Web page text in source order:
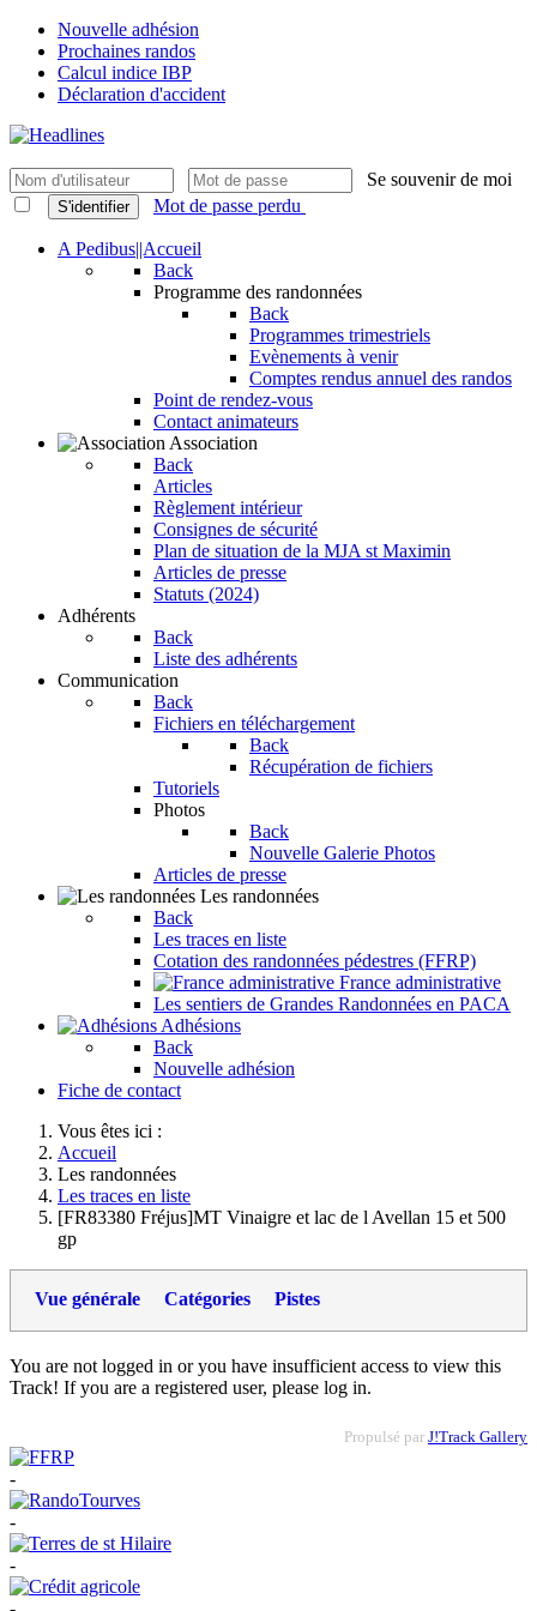
Nouvelle adhésion
Prochaines randos
Calcul indice IBP
Déclaration d'accident
Se souvenir de moi
S'identifier Mot de passe perdu
A Pedibus||Accueil
Back
Programme des randonnées
Back
Programmes trimestriels
Evènements à venir
Comptes rendus annuel des randos
Point de rendez-vous
Contact animateurs
Association
Back
Articles
Règlement intérieur
Consignes de sécurité
Plan de situation de la MJA st Maximin
Articles de presse
Statuts (2024)
Adhérents
Back
Liste des adhérents
Communication
Back
Fichiers en téléchargement
Back
Récupération de fichiers
Tutoriels
Photos
Back
Nouvelle Galerie Photos
Articles de presse
Les randonnées
Back
Les traces en liste
Cotation des randonnées pédestres (FFRP)
France administrative
Les sentiers de Grandes Randonnées en PACA
Adhésions
Back
Nouvelle adhésion
Fiche de contact
Vous êtes ici :
Accueil
Les randonnées
Les traces en liste
[FR83380 Fréjus]MT Vinaigre et lac de l Avellan 15 et 500
gp
Vue générale Catégories Pistes
You are not logged in or you have insufficient access to view this
Track! If you are a registered user, please log in.
Propulsé par J!Track Gallery
-
-
-